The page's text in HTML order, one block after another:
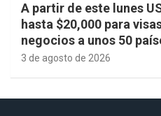
A partir de este lunes
hasta $20,000 para
negocios a unos 50
3 de agosto de 2026